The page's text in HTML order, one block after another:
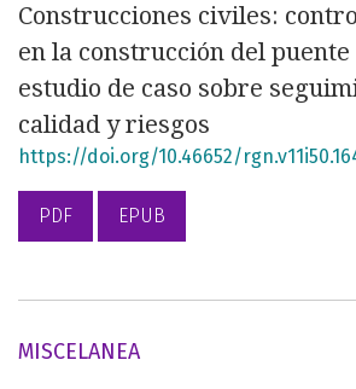
Construcciones civiles:
en la construcción del puente
estudio de caso sobre
calidad y riesgos
https://doi.org/10.46652/
PDF EPUB
MISCELANEA